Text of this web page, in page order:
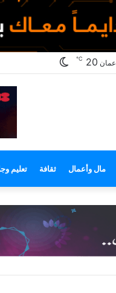
الوضع
عمان 20
℃
مال وأعمال ثقافة تعليم